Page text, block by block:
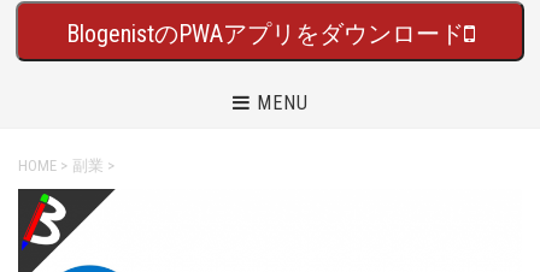
BlogenistのPWAアプリをダウンロード
MENU
HOME > 副業 >